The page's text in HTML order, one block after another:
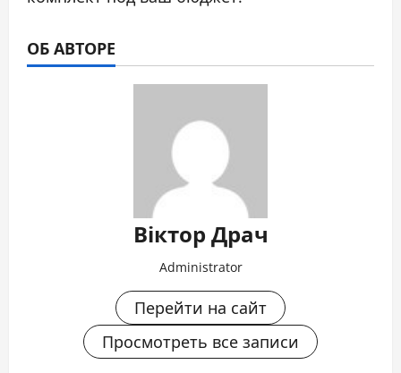
ОБ АВТОРЕ
Віктор Драч
Administrator
Перейти на сайт
Просмотреть все записи